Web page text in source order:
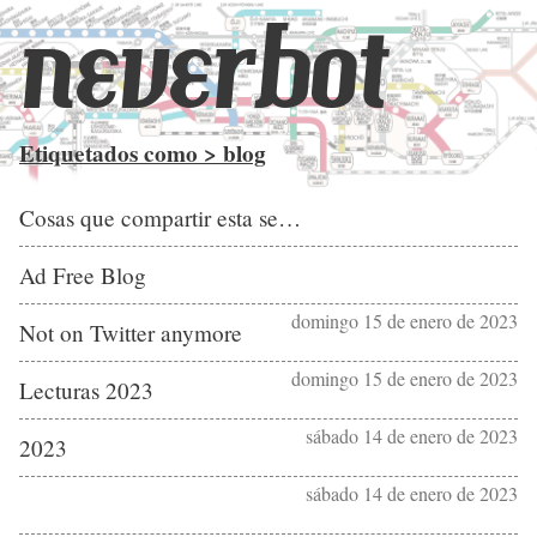
neverbot
Etiquetados como > blog
Cosas que compartir esta semana (2ª de 2023)
domingo 15 de enero de 2023
Ad Free Blog
domingo 15 de enero de 2023
Not on Twitter anymore
sábado 14 de enero de 2023
Lecturas 2023
sábado 14 de enero de 2023
2023